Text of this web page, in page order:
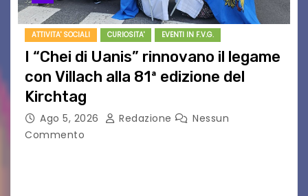
ATTIVITA' SOCIALI CURIOSITA' EVENTI IN F.V.G.
I “Chei di Uanis” rinnovano il legame
con Villach alla 81ª edizione del
Kirchtag
Ago 5, 2026 Redazione
Nessun
Commento